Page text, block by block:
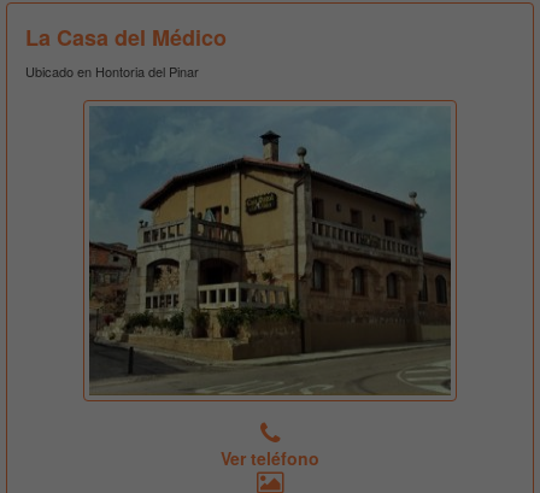
La Casa del Médico
Ubicado en Hontoria del Pinar
Ver teléfono